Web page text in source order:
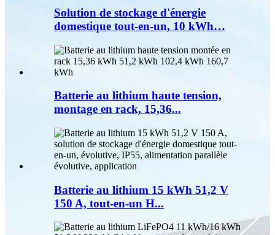
Solution de stockage d'énergie
domestique tout-en-un, 10 kWh…
Batterie au lithium haute tension,
montage en rack, 15,36...
Batterie au lithium 15 kWh 51,2 V
150 A, tout-en-un H...